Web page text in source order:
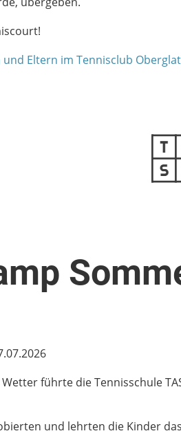
Eltern im Tennisclub
führte die Tennisschule
und lehrten die Kinder